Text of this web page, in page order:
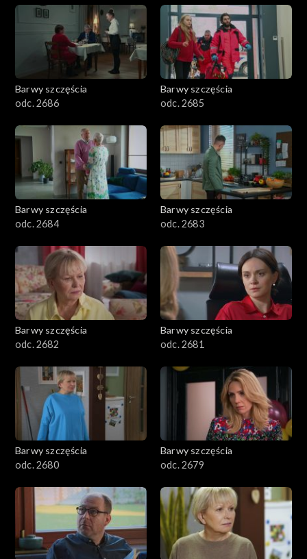
801–900
782–800
Barwy szczęścia
odc. 2686
Barwy szczęścia
odc. 2685
Barwy szczęścia
odc. 2684
Barwy szczęścia
odc. 2683
Barwy szczęścia
odc. 2682
Barwy szczęścia
odc. 2681
Barwy szczęścia
odc. 2680
Barwy szczęścia
odc. 2679